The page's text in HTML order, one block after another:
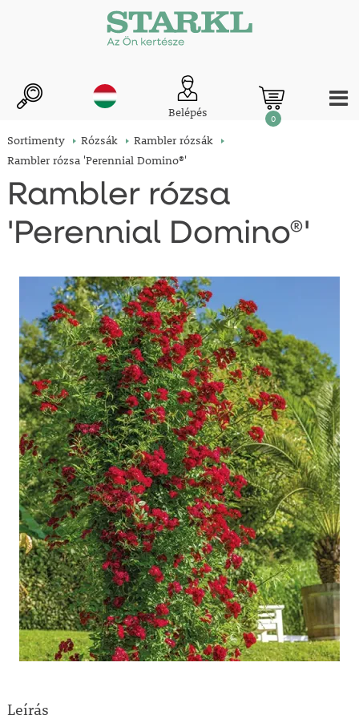
Belépés 0
Sortimenty Rózsák
Rambler rózsák
Rambler rózsa 'Perennial Domino®'
Rambler rózsa
'Perennial Domino®'
Leírás